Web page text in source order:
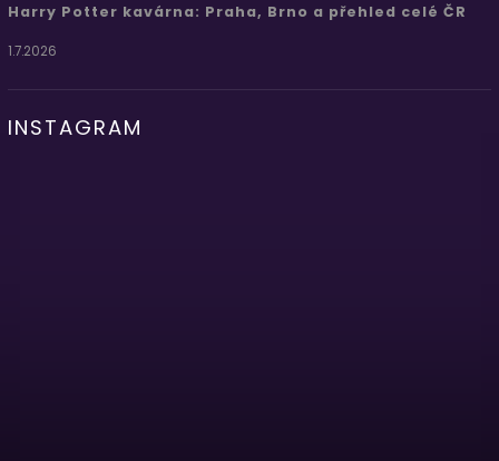
Harry Potter kavárna: Praha, Brno a přehled celé ČR
1.7.2026
INSTAGRAM